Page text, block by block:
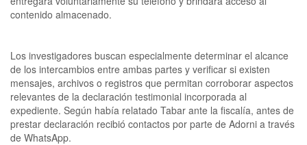
contenido almacenado.
Los investigadores buscan especialmente determinar el alcance
de los intercambios entre ambas partes y verificar si existen
mensajes, archivos o registros que permitan corroborar aspectos
relevantes de la declaración testimonial incorporada al
expediente. Según había relatado Tabar ante la fiscalía, antes de
prestar declaración recibió contactos por parte de Adorni a través
de WhatsApp.